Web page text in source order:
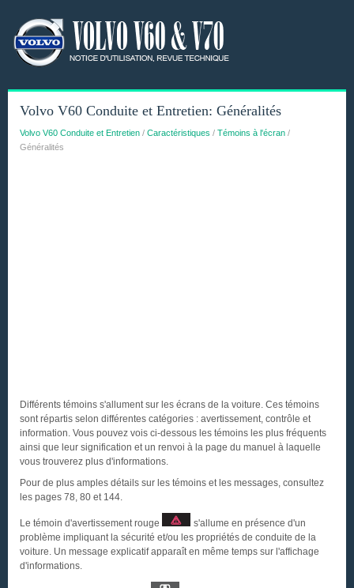
Volvo V60 Conduite et Entretien: Généralités
Volvo V60 Conduite et Entretien / Caractéristiques / Témoins à l'écran /
Généralités
Différents témoins s'allument sur les écrans de la voiture. Ces témoins
sont répartis selon différentes catégories : avertissement, contrôle et
information. Vous pouvez vois ci-dessous les témoins les plus fréquents
ainsi que leur signification et un renvoi à la page du manuel à laquelle
vous trouverez plus d'informations.
Pour de plus amples détails sur les témoins et les messages, consultez
les pages 78, 80 et 144.
Le témoin d'avertissement rouge
s'allume en présence d'un
problème impliquant la sécurité et/ou les propriétés de conduite de la
voiture. Un message explicatif apparaît en même temps sur l'affichage
d'informations.